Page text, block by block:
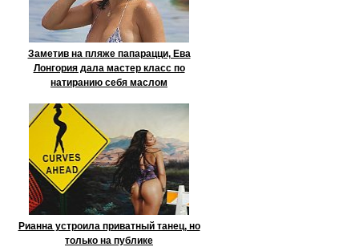
Заметив на пляже папарацци, Ева
Лонгория дала мастер класс по
натиранию себя маслом
Рианна устроила приватный танец, но
только на публике